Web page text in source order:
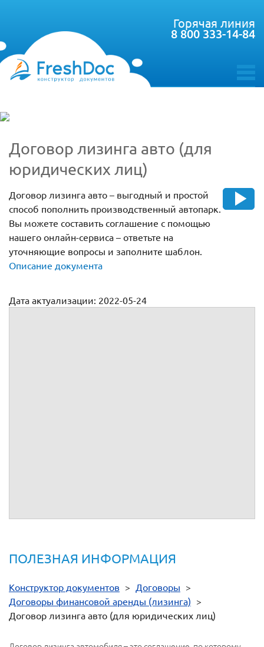
toggle
Горячая линия
8 800 333-14-84
Договор лизинга авто (для
юридических лиц)
Договор лизинга авто – выгодный и простой
способ пополнить производственный автопарк.
Вы можете составить соглашение с помощью
нашего онлайн-сервиса – ответьте на
уточняющие вопросы и заполните шаблон.
Описание документа
Дата актуализации: 2022-05-24
ПОЛЕЗНАЯ ИНФОРМАЦИЯ
Конструктор документов > Договоры >
Договоры финансовой аренды (лизинга) >
Договор лизинга авто (для юридических лиц)